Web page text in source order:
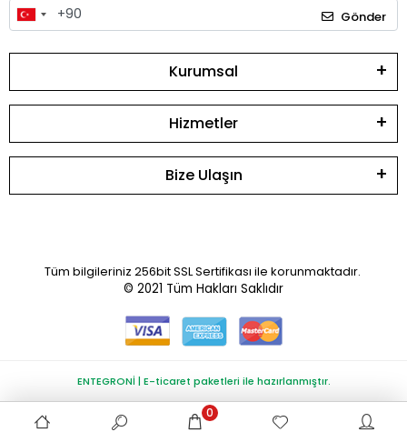
Gönder
Kurumsal
Hizmetler
Bize Ulaşın
Tüm bilgileriniz 256bit SSL Sertifikası ile korunmaktadır.
© 2021 Tüm Hakları Saklıdır
0
ENTEGRONİ | E-ticaret paketleri ile hazırlanmıştır.